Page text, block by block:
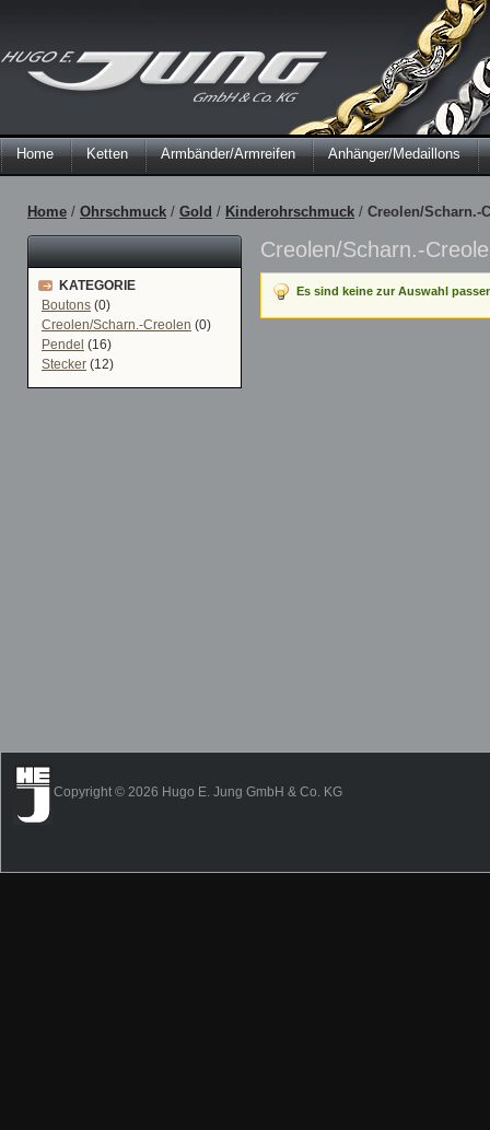
Home Ketten Armbänder/Armreifen Anhänger/Medaillons
Home / Ohrschmuck / Gold / Kinderohrschmuck / Creolen/Scharn.-
Creolen/Scharn.-
Es sind keine zur Auswahl
KATEGORIE
Boutons (0)
Creolen/Scharn.-Creolen (0)
Pendel (16)
Stecker (12)
Copyright © 2026 Hugo E. Jung GmbH & Co. KG